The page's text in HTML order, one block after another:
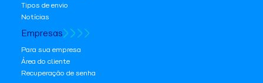
Tipos de envio
Notícias
Empresas
Para sua empresa
Área do cliente
Recuperação de senha